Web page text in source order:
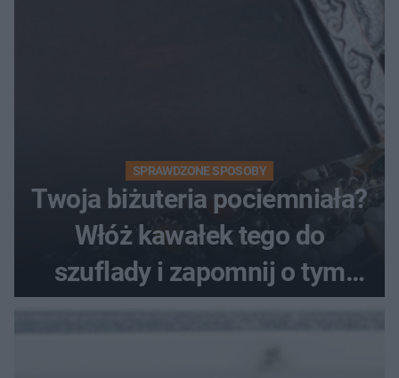
SPRAWDZONE SPOSOBY
Twoja biżuteria pociemniała?
Włóż kawałek tego do
szuflady i zapomnij o tym